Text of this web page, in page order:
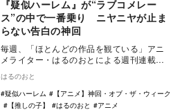
『疑似ハーレム』が“ラブコメレー
ス”の中で一番乗り ニヤニヤが止ま
らない告白の神回
毎週、「ほとんどの作品を観ている」アニ
メライター・はるのおとによる週刊連載
ク」。8月12日から…
はるのおと
疑似ハーレム
【アニメ】神回・オブ・ザ・ウィーク
【推しの子】
はるのおと アニメ